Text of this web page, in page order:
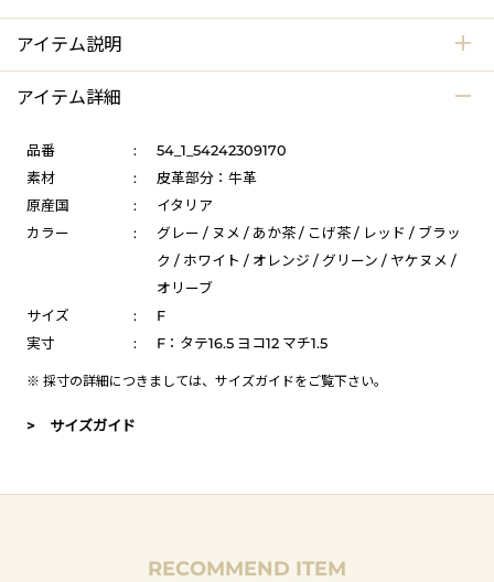
アイテム説明
アイテム詳細
品番 :
54_1_54242309170
素材
:
皮革部分：牛革
原産国
:
イタリア
カラー
:
グレー / ヌメ / あか茶 / こげ茶 / レッド / ブラッ
ク / ホワイト / オレンジ / グリーン / ヤケヌメ /
オリーブ
サイズ
:
F
実寸
: F：タテ16.5 ヨコ12 マチ1.5
※ 採寸の詳細につきましては、 サイズガイドをご覧下さい。
> サイズガイド
RECOMMEND ITEM